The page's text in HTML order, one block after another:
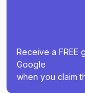
Receive a FREE
Google
when you claim